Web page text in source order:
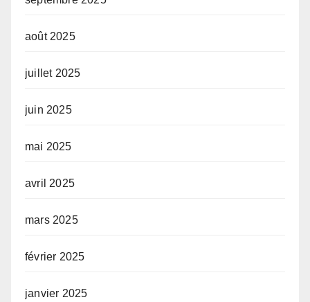
août 2025
juillet 2025
juin 2025
mai 2025
avril 2025
mars 2025
février 2025
janvier 2025